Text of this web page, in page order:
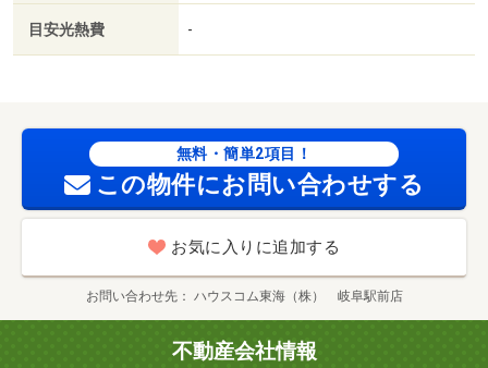
目安光熱費 -
無料・簡単2項目！
この物件にお問い合わせする
お気に入りに追加する
お問い合わせ先 ハウスコム東海（株） 岐阜駅前店
不動産会社情報